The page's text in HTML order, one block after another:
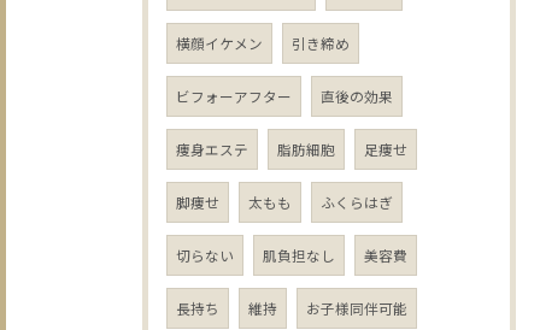
横顔イケメン 引き締め
ビフォーアフター 直後の効果
痩身エステ 脂肪細胞 足痩せ
脚痩せ 太もも ふくらはぎ
切らない 肌負担なし 美容費
長持ち 維持 お子様同伴可能